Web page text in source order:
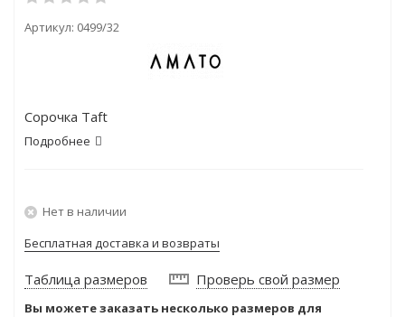
Артикул: 0499/32
Сорочка Taft
Подробнее
Нет в наличии
Бесплатная доставка и возвраты
Таблица размеров Проверь свой размер
Вы можете заказать несколько размеров для